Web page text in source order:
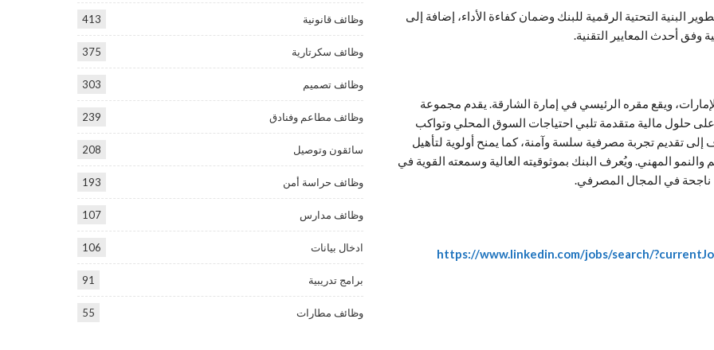
البنية التحتية الرقمية للبنك وضمان كفاءة الأداء، إضافة إلى
وفق أحدث المعايير التقنية.
ويقع مقره الرئيسي في إمارة الشارقة. يقدم مجموعة
على حلول مالية متقدمة تلبي احتياجات السوق المحلي وتواكب
إلى تقديم تجربة مصرفية سلسة وآمنة، كما يمنح أولوية لتأهيل
المهني. ويُعرف البنك بموثوقيته العالية وسمعته القوية في
ناجحة في المجال المصرفي.
https://www.linkedin.com/jobs/search/
وظائف قانونية 413
وظائف سكرتارية 375
وظائف تصميم 303
وظائف مطاعم وفنادق 239
سائقون وتوصيل 208
وظائف حراسة أمن 193
وظائف مدارس 107
ادخال بيانات 106
برامج تدريبية 91
وظائف مطارات 55